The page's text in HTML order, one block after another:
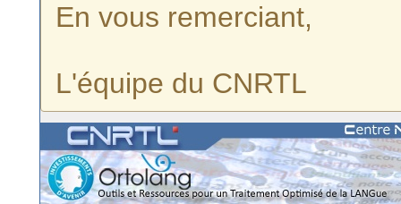
En vous remerciant,
L'équipe du CNRTL